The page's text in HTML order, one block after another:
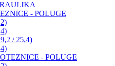
- POLUGE
/ 25,4)
- POLUGE